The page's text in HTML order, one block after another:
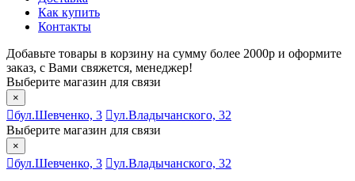
Как купить
Контакты
Добавьте товары в корзину на сумму более 2000р и оформите
заказ, с Вами свяжется, менеджер!
Выберите магазин для связи
×
бул.Шевченко, 3
ул.Владычанского, 32
Выберите магазин для связи
×
бул.Шевченко, 3 ул.Владычанского, 32